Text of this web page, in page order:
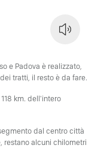
e Padova è realizzato,
tratti, il resto è da fare.
km. dell'intero
dal centro città
restano alcuni chilometri